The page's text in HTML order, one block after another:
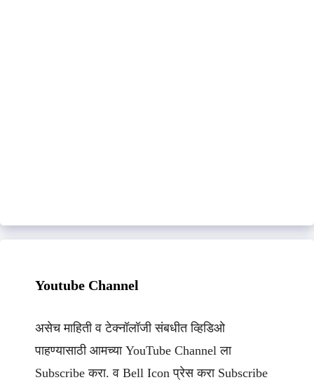
Youtube Channel
असेच माहिती व टेक्नॉलॉजी संबधीत व्हिडिओ
पाहण्यासाठी आमच्या YouTube Channel ला
Subscribe करा. व Bell Icon प्रेस करा Subscribe